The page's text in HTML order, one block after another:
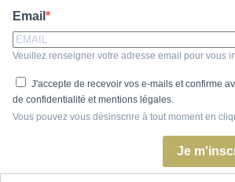
Email
Veuillez renseigner votre adresse email pour vous
J'accepte de recevoir vos e-mails et confirme
de confidentialité et mentions légales.
Vous pouvez vous désinscrire à tout moment en
Je